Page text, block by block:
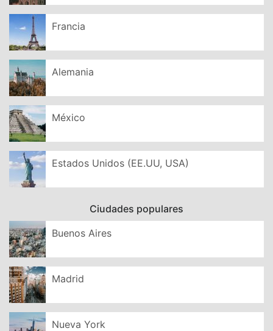
Francia
Alemania
México
Estados Unidos (EE.UU, USA)
Ciudades populares
Buenos Aires
Madrid
Nueva York